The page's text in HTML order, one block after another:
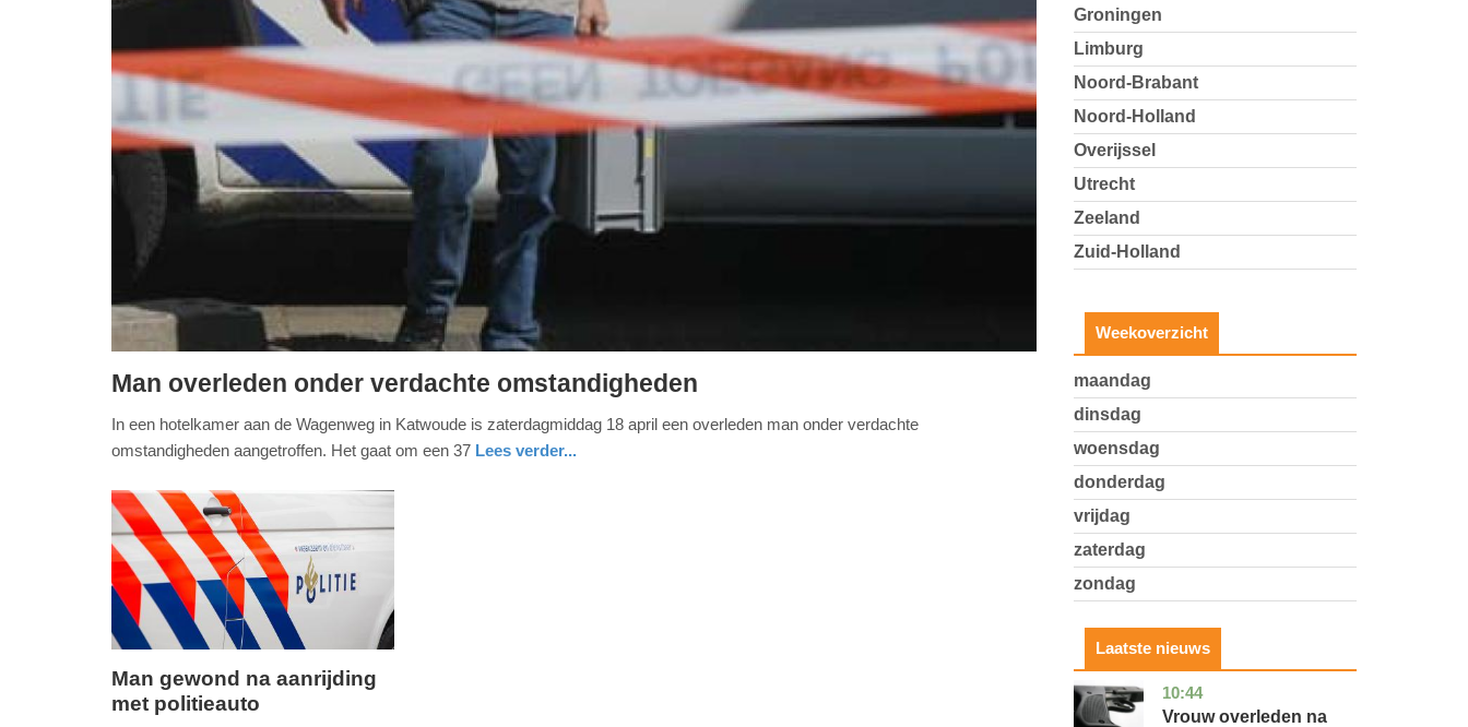
19.
april
-
16:01
Update:
19-
04-
2026
16:04
Man overleden onder verdachte omstandigheden
In een hotelkamer aan de Wagenweg in Katwoude is zaterdagmiddag 18 april een overleden man onder verdachte
omstandigheden aangetroffen. Het gaat om een 37 Lees verder...
donderdag,
Man gewond na aanrijding
met politieauto
Groningen
Limburg
Noord-Brabant
Noord-Holland
Overijssel
Utrecht
Zeeland
Zuid-Holland
Weekoverzicht
maandag
dinsdag
woensdag
donderdag
vrijdag
zaterdag
zondag
Laatste nieuws
10:44
zuid-
holland
nieuws
Vrouw overleden na